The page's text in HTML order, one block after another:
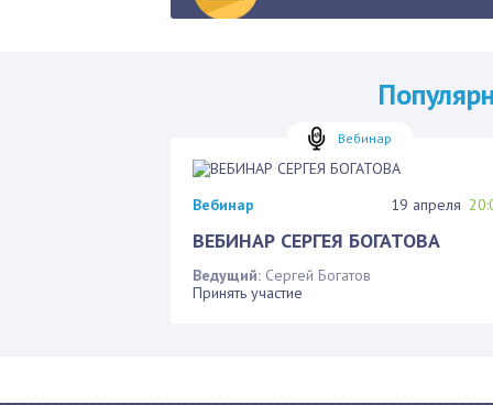
Вебинар
Вебинар 19 апреля
ВЕБИНАР СЕРГЕЯ БОГАТОВА
Ведущий: Сергей Богатов
Принять участие